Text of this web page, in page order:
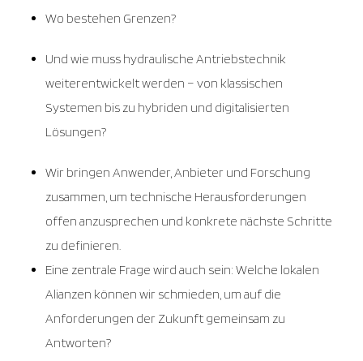
Wo bestehen Grenzen?
Und wie muss hydraulische Antriebstechnik
weiterentwickelt werden – von klassischen
Systemen bis zu hybriden und digitalisierten
Lösungen?
Wir bringen Anwender, Anbieter und Forschung
zusammen, um technische Herausforderungen
offen anzusprechen und konkrete nächste Schritte
zu definieren.
Eine zentrale Frage wird auch sein: Welche lokalen
Alianzen können wir schmieden, um auf die
Anforderungen der Zukunft gemeinsam zu
Antworten?